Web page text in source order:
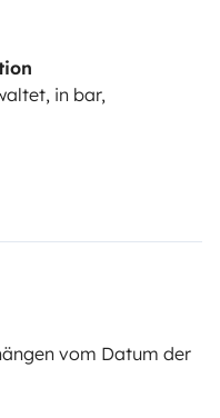
in bar,
vom Datum der